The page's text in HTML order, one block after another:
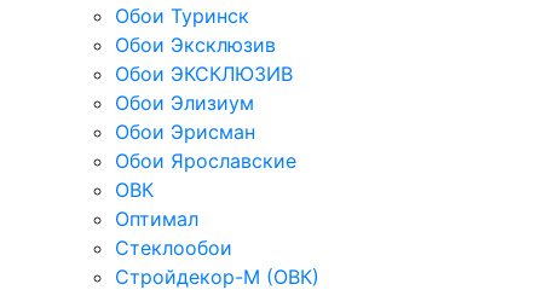
Обои Туринск
Обои Эксклюзив
Обои ЭКСКЛЮЗИВ
Обои Элизиум
Обои Эрисман
Обои Ярославские
ОВК
Оптимал
Стеклообои
Стройдекор-М (ОВК)